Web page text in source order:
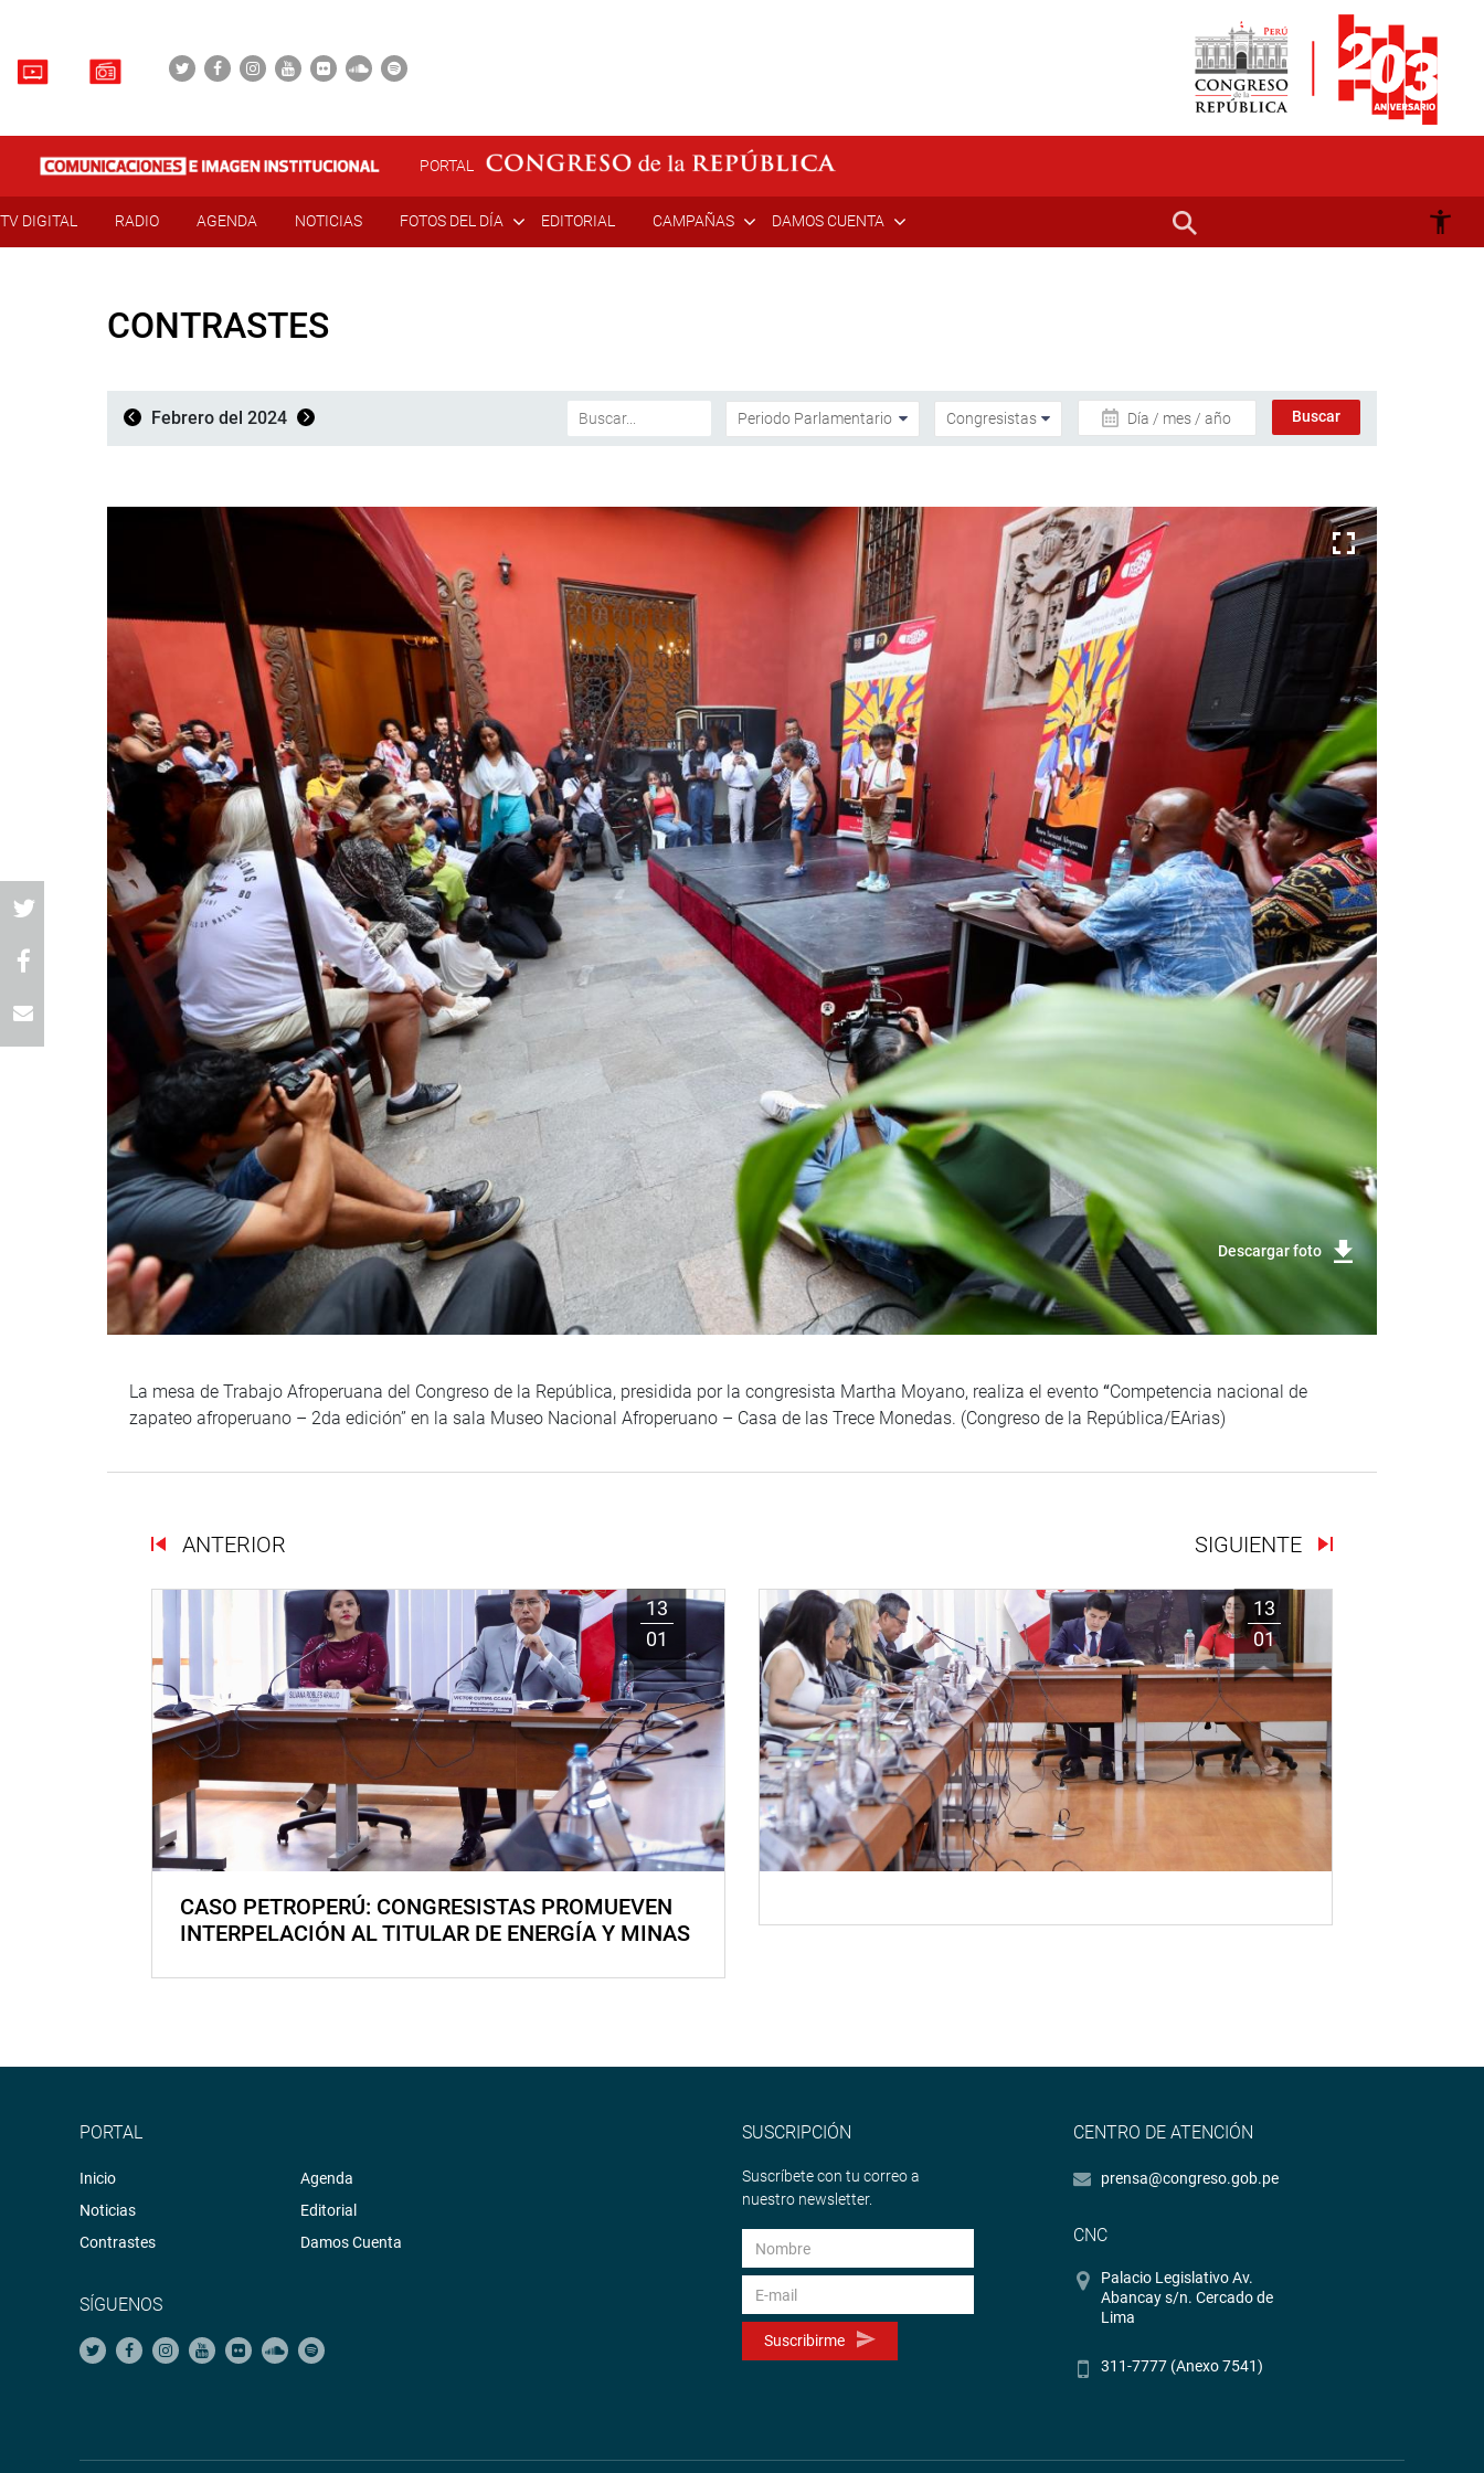
PORTAL
TV DIGITAL RADIO AGENDA NOTICIAS FOTOS DEL DÍA EDITORIAL CAMPAÑAS DAMOS CUENTA
CONTRASTES
Febrero del 2024 Día / mes / año
Descargar foto
La mesa de Trabajo Afroperuana del Congreso de la República, presidida por la congresista Martha Moyano, realiza el evento “Competencia nacional de
zapateo afroperuano – 2da edición” en la sala Museo Nacional Afroperuano – Casa de las Trece Monedas. (Congreso de la República/EArias)
ANTERIOR SIGUIENTE
13
01
CASO PETROPERÚ: CONGRESISTAS PROMUEVEN
INTERPELACIÓN AL TITULAR DE ENERGÍA Y MINAS
13
01
PORTAL
Inicio
Noticias
Contrastes
Agenda
Editorial
Damos Cuenta
SÍGUENOS
SUSCRIPCIÓN
Suscríbete con tu correo a
nuestro newsletter.
Suscribirme
CENTRO DE ATENCIÓN
prensa@congreso.gob.pe
CNC
Palacio Legislativo Av.
Abancay s/n. Cercado de
Lima
311-7777 (Anexo 7541)